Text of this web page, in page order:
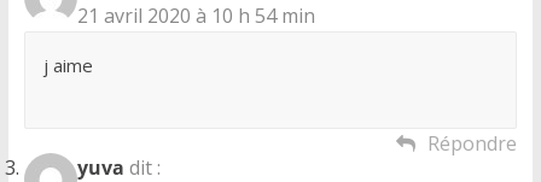
21 avril 2020 à 10 h 54 min
j aime
Répondre
yuva dit :